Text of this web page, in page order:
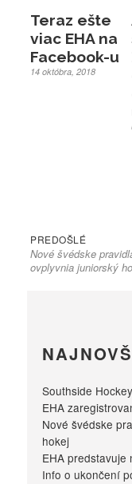
k
Teraz ešte
viac EHA na
Facebook-u
14 októbra, 2018
Navigácia
v
PREDOŠLÉPrevious
post:
Nové švédske
ovplyvnia juniorský
Southside
EHA
Nové švédske
hokej
EHA predstavuje
Info o ukončení